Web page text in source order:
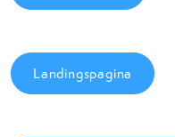
Landingspagina